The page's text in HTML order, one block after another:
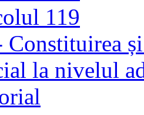
119
la nivelul